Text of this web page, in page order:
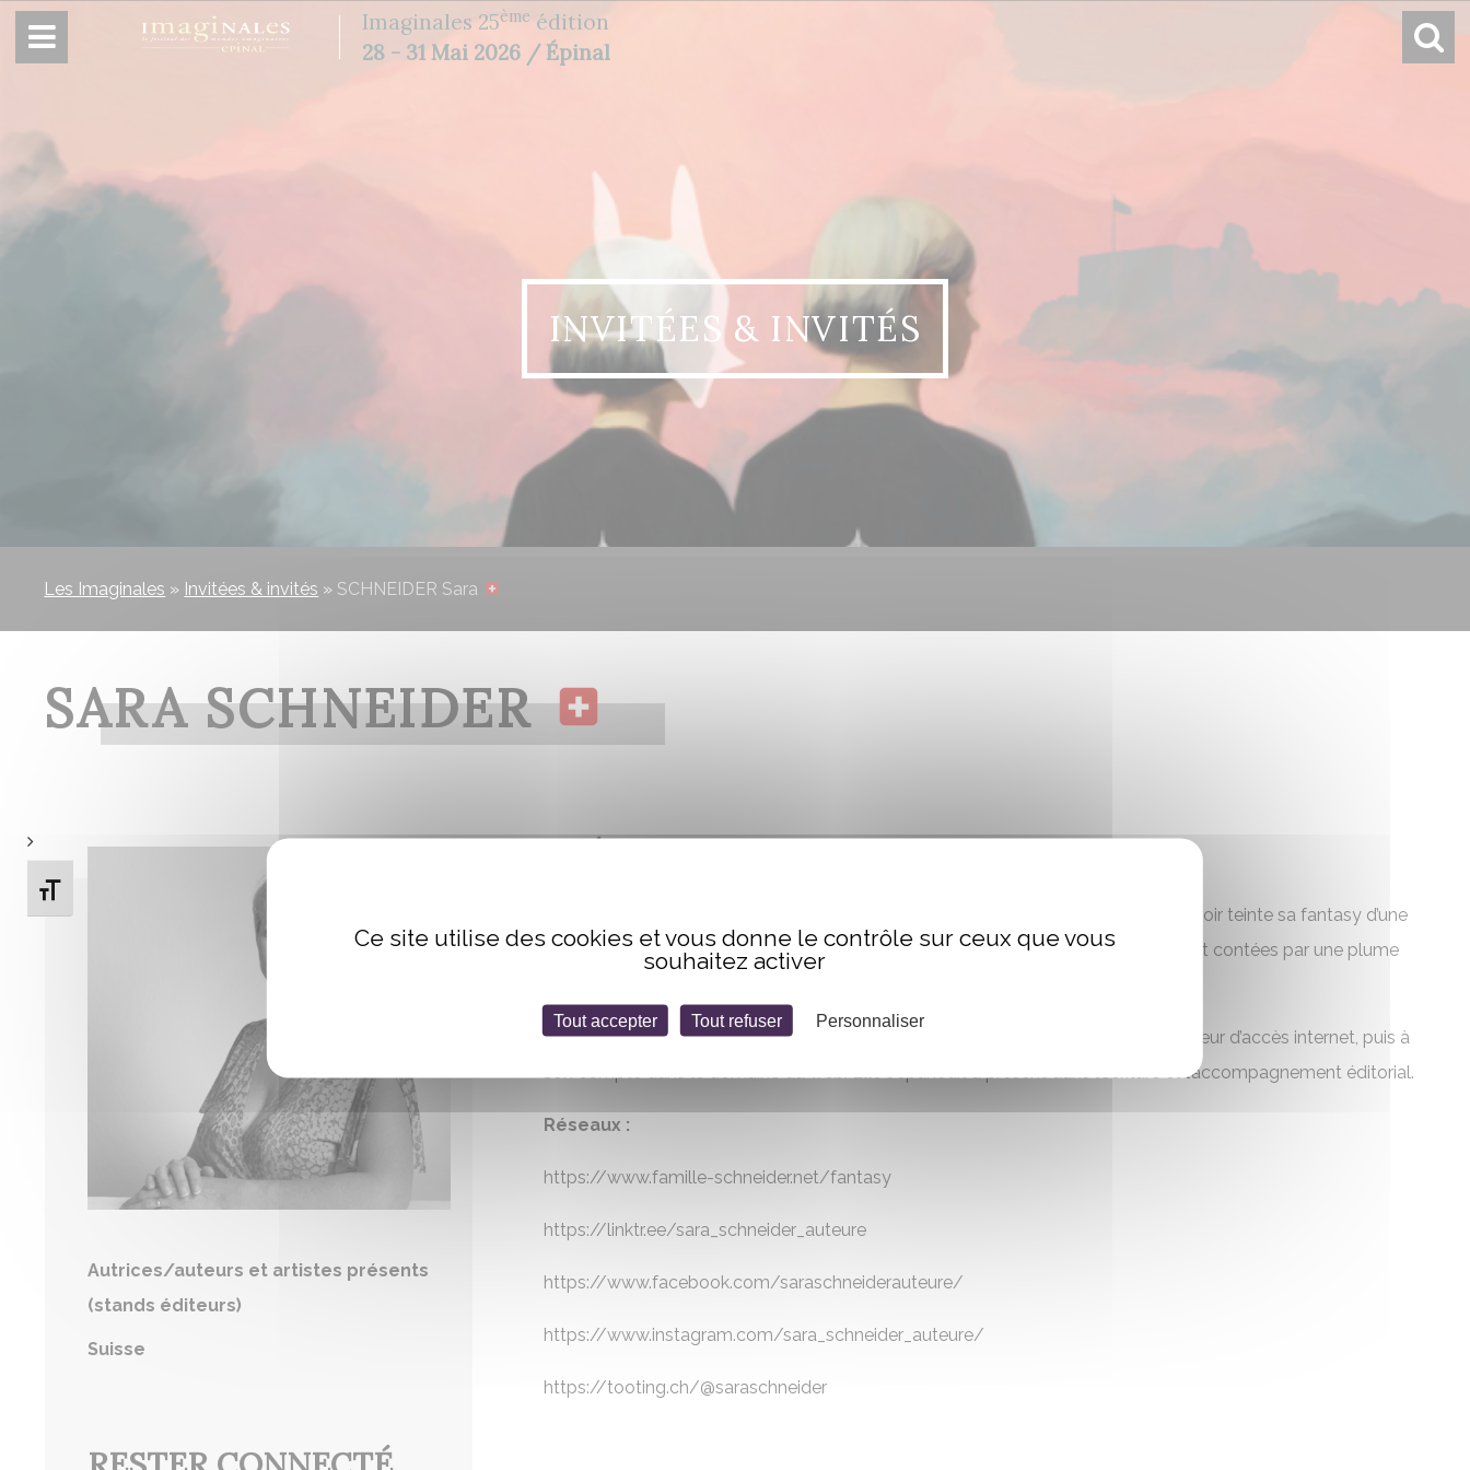
Changer la taille de la police
Imaginales 25ème édition
28 - 31 Mai 2026 / Épinal
INVITÉES & INVITÉS
Les Imaginales » Invitées & invités » SCHNEIDER Sara
SARA SCHNEIDER
Autrices/auteurs et artistes présents
(stands éditeurs)
Suisse
Sara est née et domiciliée dans le Jura suisse. Son attachement à la terre et au terroir teinte sa fantasy d’une
touche de nature et d’authenticité. Ses histoires, centrées sur les personnages, sont contées par une plume
Après des études de lettres en langues étrangères, elle a travaillé pour un fournisseur d’accès internet, puis à
son compte dans le domaine du web. Elle s’épanouit à présent dans l’écriture et l’accompagnement éditorial.
Réseaux :
https://www.famille-schneider.net/fantasy
https://linktr.ee/sara_schneider_auteure
https://www.facebook.com/saraschneiderauteure/
https://www.instagram.com/sara_schneider_auteure/
https://tooting.ch/@saraschneider
Panneau de gestion des cookies
Ce site utilise des cookies et vous donne le contrôle sur ceux que vous
souhaitez activer
Tout accepter Tout refuser Personnaliser